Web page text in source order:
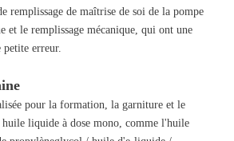
remplissage de maîtrise de soi de la pompe
et le remplissage mécanique, qui ont une
petite erreur.
pour la formation, la garniture et le
liquide à dose mono, comme l'huile